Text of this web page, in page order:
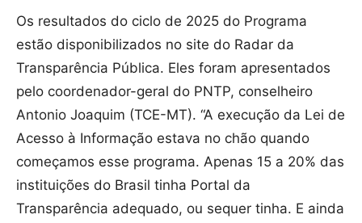
Os resultados do ciclo de 2025 do Programa
estão disponibilizados no site do Radar da
Transparência Pública. Eles foram apresentados
pelo coordenador-geral do PNTP, conselheiro
Antonio Joaquim (TCE-MT). “A execução da Lei de
Acesso à Informação estava no chão quando
começamos esse programa. Apenas 15 a 20% das
instituições do Brasil tinha Portal da
Transparência adequado, ou sequer tinha. E ainda